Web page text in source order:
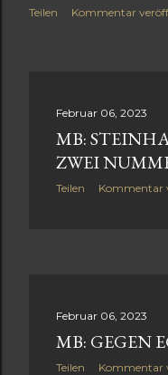
Teilen Kommentar
Februar 06, 2023
MB:
ZWEI
Teilen Kommentar
Februar 06, 2023
MB: GEGEN
Teilen Kommentar